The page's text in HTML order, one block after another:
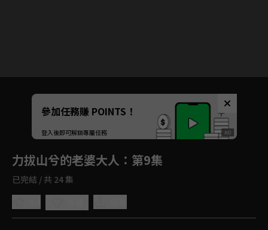
Unmute
如有不便請見諒
參加任務賺 POINTS！
登入後即可解鎖專屬任務
力拔山兮的老婆大人 ：第9集
已完結 / 共 24 集